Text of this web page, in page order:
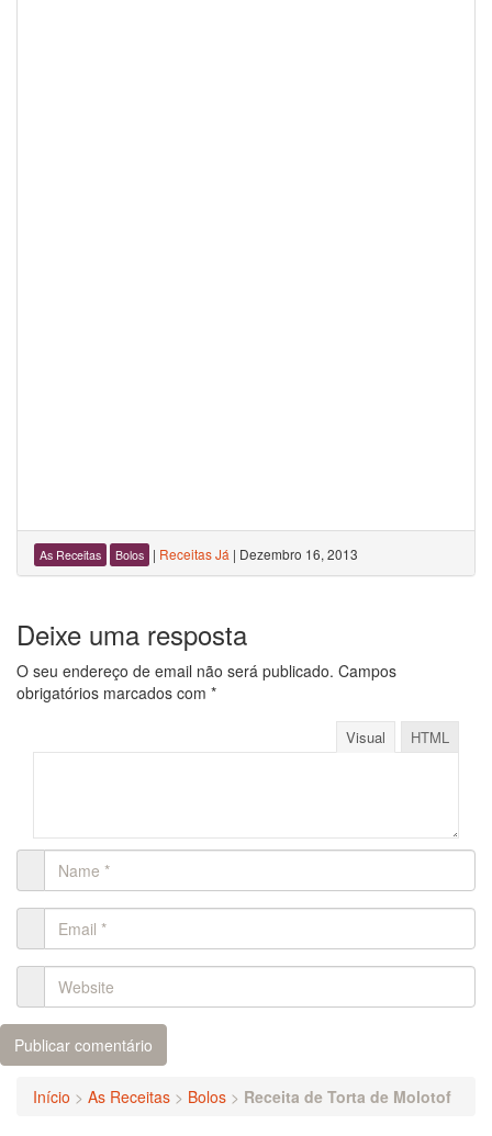
As Receitas Bolos | Receitas Já | Dezembro 16, 2013
Deixe uma resposta
O seu endereço de email não será publicado. Campos
obrigatórios marcados com *
Visual HTML
Início > As Receitas > Bolos > Receita de Torta de Molotof